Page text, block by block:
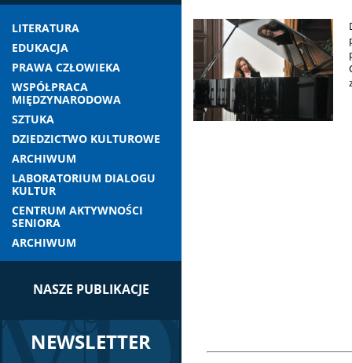
LITERATURA
EDUKACJA
PRAWA CZŁOWIEKA
WSPÓŁPRACA
MIĘDZYNARODOWA
SZTUKA
DZIEDZICTWO KULTUROWE
ARCHIWUM
LABORATORIUM DIALOGU
KULTUR
CENTRUM AKTYWNOŚCI
SENIORA
ARCHIWUM
NASZE PUBLIKACJE
NEWSLETTER